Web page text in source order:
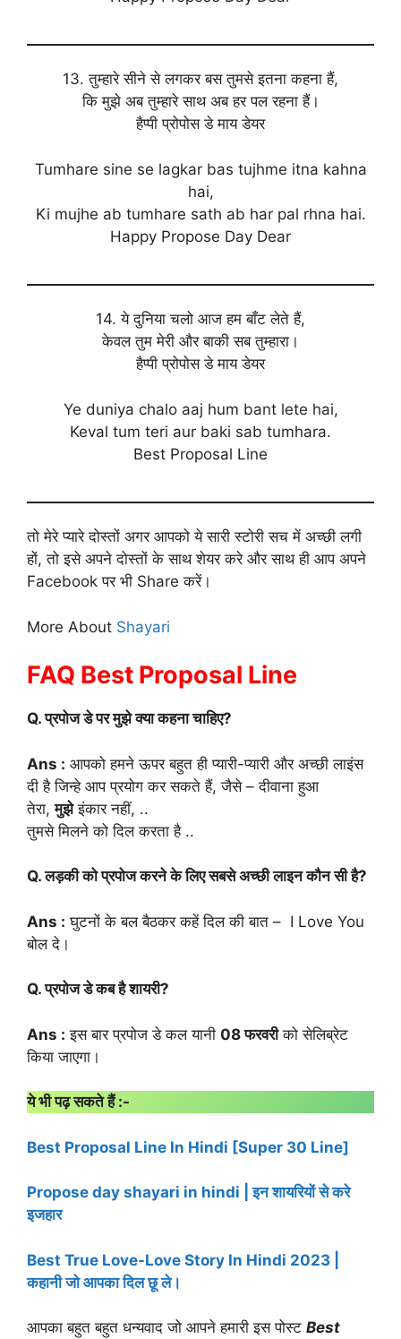
13. तुम्हारे सीने से लगकर बस तुमसे इतना कहना हैं,
कि मुझे अब तुम्हारे साथ अब हर पल रहना हैं।
हैप्पी प्रोपोस डे माय डेयर
Tumhare sine se lagkar bas tujhme itna kahna
hai,
Ki mujhe ab tumhare sath ab har pal rhna hai.
Happy Propose Day Dear
14. ये दुनिया चलो आज हम बाँट लेते हैं,
केवल तुम मेरी और बाकी सब तुम्हारा।
हैप्पी प्रोपोस डे माय डेयर
Ye duniya chalo aaj hum bant lete hai,
Keval tum teri aur baki sab tumhara.
Best Proposal Line
तो मेरे प्यारे दोस्तों अगर आपको ये सारी स्टोरी सच में अच्छी लगी
हों, तो इसे अपने दोस्तों के साथ शेयर करे और साथ ही आप अपने
Facebook पर भी Share करें।
More About Shayari
FAQ Best Proposal Line
Q. प्रपोज डे पर मुझे क्या कहना चाहिए?
Ans : आपको हमने ऊपर बहुत ही प्यारी-प्यारी और अच्छी लाइंस
दी है जिन्हे आप प्रयोग कर सकते हैं, जैसे – दीवाना हुआ
तेरा,मुझेइंकार नहीं, ..
तुमसे मिलने को दिल करता है ..
Q. लड़की को प्रपोज करने के लिए सबसे अच्छी लाइन कौन सी है?
Ans : घुटनों के बल बैठकर कहें दिल की बात – I Love You
बोल दे।
Q. प्रपोज डे कब है शायरी?
Ans : इस बार प्रपोज डे कल यानी 08 फरवरीको सेलिब्रेट
किया जाएगा।
ये भी पढ़ सकते हैं :-
Best Proposal Line In Hindi [Super 30 Line]
Propose day shayari in hindi | इन शायरियों से करे
इजहार
Best True Love-Love Story In Hindi 2023 |
कहानी जो आपका दिल छू ले।
आपका बहुत बहुत धन्यवाद जो आपने हमारी इस पोस्ट Best